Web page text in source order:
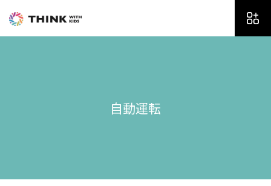
を
自動運転